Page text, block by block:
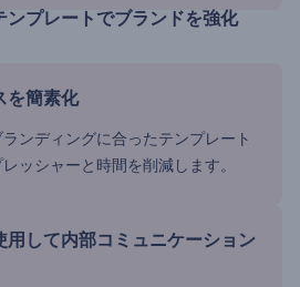
ンプレートでブランドを強化
を簡素化
ンディングに合ったテンプレート
ッシャーと時間を削減します。
用して内部コミュニケーション